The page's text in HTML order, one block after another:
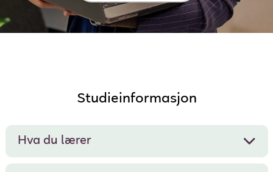
Studieinformasjon
Hva du lærer